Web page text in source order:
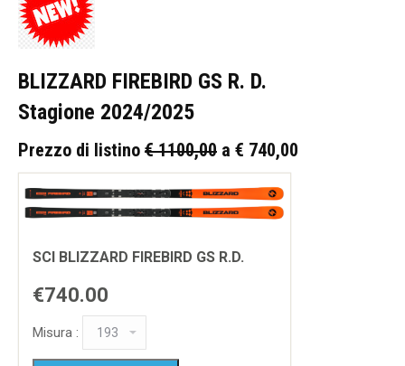
BLIZZARD FIREBIRD GS R. D.
Stagione 2024/2025
Prezzo di listino € 1100,00 a € 740,00
SCI BLIZZARD FIREBIRD GS R.D.
€740.00
Misura :